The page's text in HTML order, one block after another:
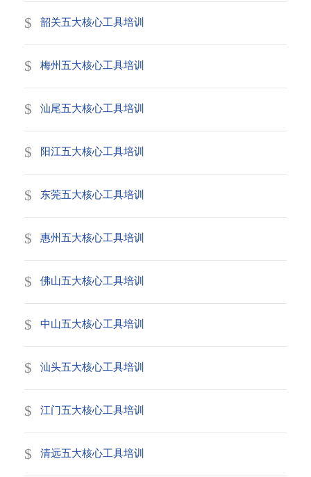
韶关五大核心工具培训
梅州五大核心工具培训
汕尾五大核心工具培训
阳江五大核心工具培训
东莞五大核心工具培训
惠州五大核心工具培训
佛山五大核心工具培训
中山五大核心工具培训
汕头五大核心工具培训
江门五大核心工具培训
清远五大核心工具培训